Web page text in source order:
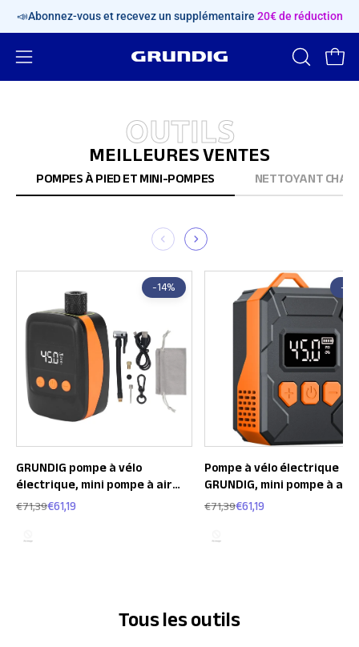
au
contenu
📣Abonnez-vous et recevez un supplémentaire 20€ de réduction
Ouvrir
OUVRIR
LA
OUTILS
MEILLEURES VENTES
POMPES À PIED ET MINI-POMPES NETTOYANT
-14%
GRUNDIG pompe à vélo
électrique, mini pompe à air
portable
€71,39€61,19
-
Pompe à vélo électrique
GRUNDIG, mini pompe à air
portable P002
€71,39€61,19
Tous les outils